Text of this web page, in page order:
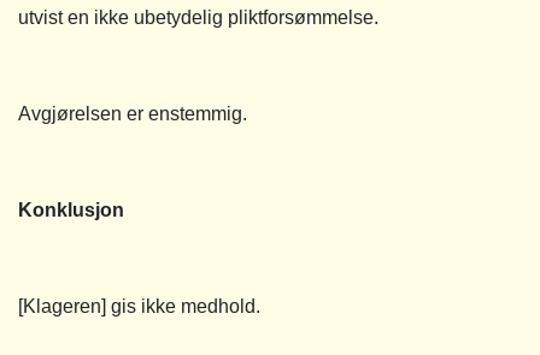
utvist en ikke ubetydelig pliktforsømmelse.
Avgjørelsen er enstemmig.
Konklusjon
[Klageren] gis ikke medhold.